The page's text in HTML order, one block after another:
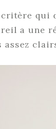
qui
a une
assez